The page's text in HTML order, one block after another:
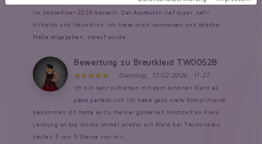
im September 2024 bestellt. Der Austausch lief super, sehr
hilfreich und freundlich. Ich hatte mich vermessen und falsche
Maße angegeben, darauf wurde...
Bewertung zu Brautkleid TW0052B
Dienstag, 17.02.2026, 11:21
Ich bin sehr zufrieden mit dem schönen Kleid es
passt perfekt und ich habe ganz viele Komplimente
bekommen Ich hatte es zu meiner goldenen Hochzeit an Preis
Leistung ist top würde immer wieder ein Kleid bei Taubenweis
kaufen 5 von 5 Sterne von mir...